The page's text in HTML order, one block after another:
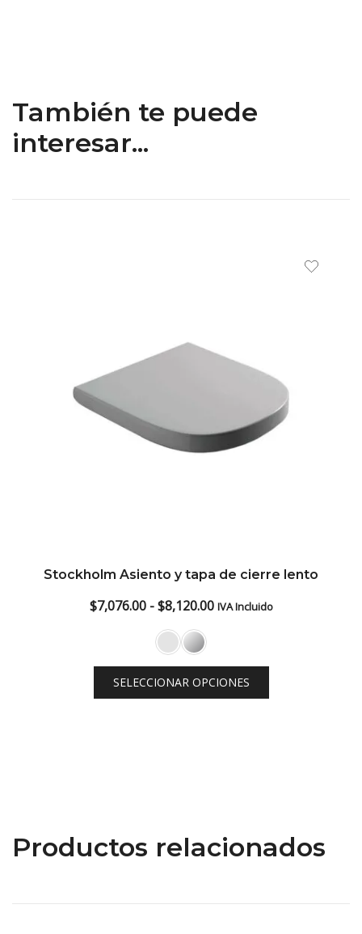
También te puede
interesar...
Stockholm Asiento y tapa de cierre lento
$7,076.00 - $8,120.00Rango
desde
$7,076.00
IVA Incluido
SELECCIONAR OPCIONES
Productos relacionados